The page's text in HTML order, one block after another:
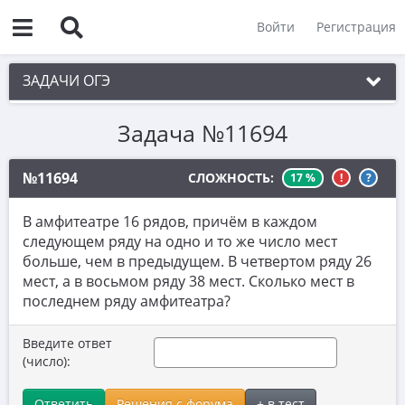
Войти Регистрация
ЗАДАЧИ ОГЭ
1. Практическая задача 1-5
2. См. раздел 1
3. См. раздел 1
4. См. раздел 1
5. См. раздел 1
6. Вычисления с дробями
7. Координатная прямая. Числовые
неравенства
Задача №11694
№11694 СЛОЖНОСТЬ: 17 % ! ?
В амфитеатре 16 рядов, причём в каждом
следующем ряду на одно и то же число мест
больше, чем в предыдущем. В четвертом ряду 26
мест, а в восьмом ряду 38 мест. Сколько мест в
последнем ряду амфитеатра?
Введите ответ
(число):